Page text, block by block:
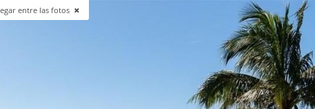
entre las fotos